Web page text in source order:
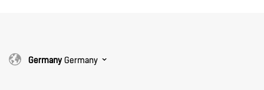
GermanyGermany